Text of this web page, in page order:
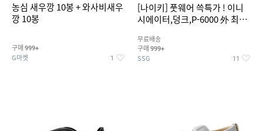
농심 새우깡 10봉 + 와사비새우
깡 10봉
구매 999+
G마켓 1
[나이키] 풋웨어 쓱특가 ! 이니
시에이터,덩크,P-6000 外 최대
무료배송
구매 999+
SSG 11